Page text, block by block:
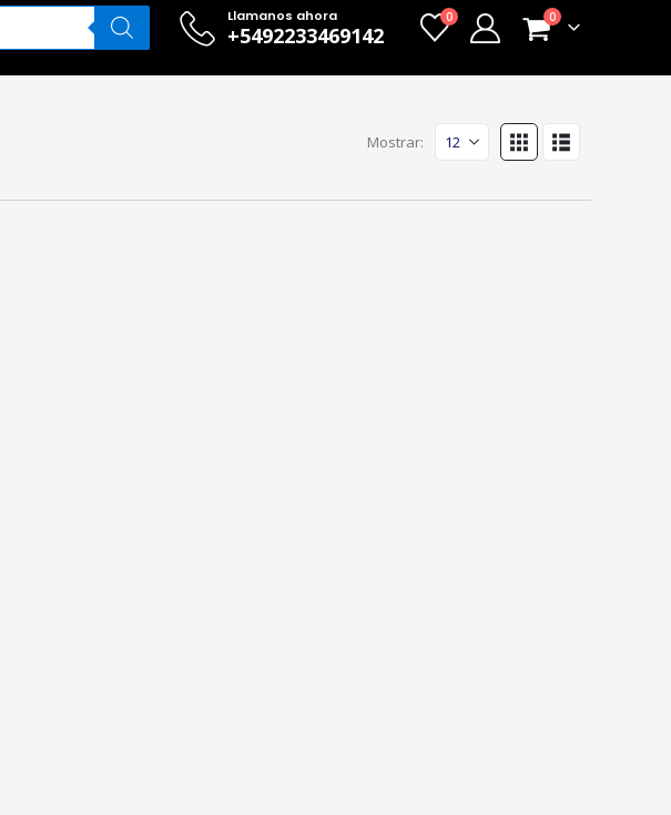
Llamanos ahora
+5492233469142
0 0
Mostrar: